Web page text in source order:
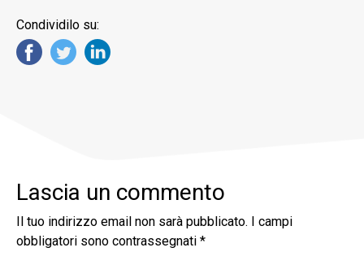
Condividilo su:
Lascia un commento
Il tuo indirizzo email non sarà pubblicato.
I campi
obbligatori sono contrassegnati *